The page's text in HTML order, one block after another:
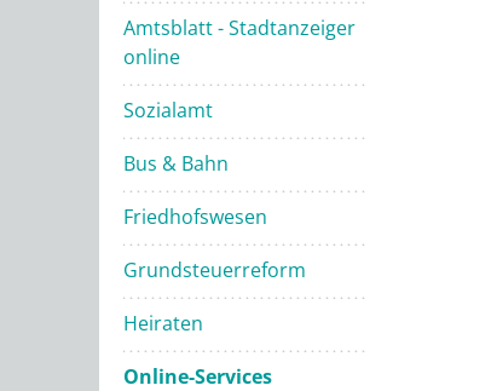
Amtsblatt - Stadtanzeiger
online
Sozialamt
Bus & Bahn
Friedhofswesen
Grundsteuerreform
Heiraten
Online-Services